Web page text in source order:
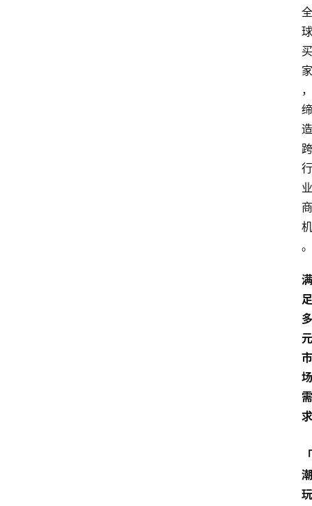
全
球
买
家
，
缔
造
跨
行
业
商
机
。
满
足
多
元
市
场
需
求
「
潮
玩